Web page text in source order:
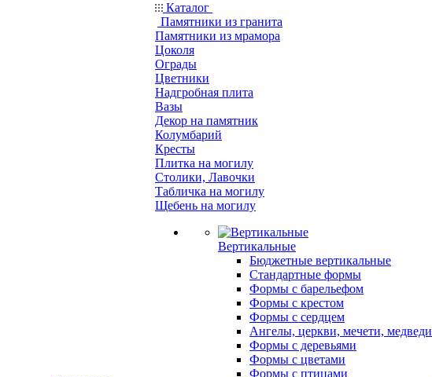
Каталог
Памятники из гранита
Памятники из мрамора
Цоколя
Ограды
Цветники
Надгробная плита
Вазы
Декор на памятник
Колумбарий
Кресты
Плитка на могилу
Столики, Лавочки
Табличка на могилу
Щебень на могилу
Вертикальные
Бюджетные вертикальные
Стандартные формы
Формы с барельефом
Формы с крестом
Формы с сердцем
Ангелы, церкви, мечети, медведи
Формы с деревьями
Формы с цветами
Формы с птицами